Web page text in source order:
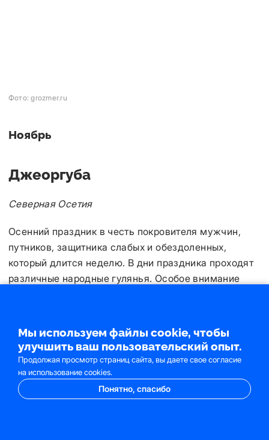
Фото: grozmer.ru
Ноябрь
Джеоргуба
Северная Осетия
Осенний праздник в честь покровителя мужчин,
путников, защитника слабых и обездоленных,
который длится неделю. В дни праздника проходят
различные народные гулянья. Особое внимание
деликатесы занимают центральное место на
праздничном столе. Это уникальная возможность
погрузиться в осетинскую культуру и насладиться
искренним гостеприимством народа.
Мы используем файлы cookie, чтобы
улучшить ваш пользовательский опыт.
Продолжая просмотр страниц сайта, вы даете свое согласие
на использование cookies.
Понятно, спасибо